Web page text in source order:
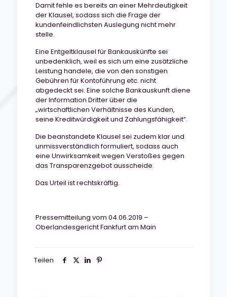
Damit fehle es bereits an einer Mehrdeutigkeit
der Klausel, sodass sich die Frage der
kundenfeindlichsten Auslegung nicht mehr
stelle.
Eine Entgeltklausel für Bankauskünfte sei
unbedenklich, weil es sich um eine zusätzliche
Leistung handele, die von den sonstigen
Gebühren für Kontoführung etc. nicht
abgedeckt sei. Eine solche Bankauskunft diene
der Information Dritter über die
„wirtschaftlichen Verhältnisse des Kunden,
seine Kreditwürdigkeit und Zahlungsfähigkeit“.
Die beanstandete Klausel sei zudem klar und
unmissverständlich formuliert, sodass auch
eine Unwirksamkeit wegen Verstoßes gegen
das Transparenzgebot ausscheide.
Das Urteil ist rechtskräftig.
Pressemitteilung vom 04.06.2019 –
Oberlandesgericht Fankfurt am Main
Teilen